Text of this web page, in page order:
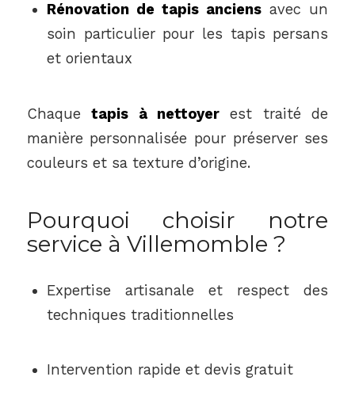
Rénovation de tapis anciens avec un
soin particulier pour les tapis persans
et orientaux
Chaquetapis à nettoyer est traité de
manière personnalisée pour préserver ses
couleurs et sa texture d’origine.
Pourquoi choisir notre
service à Villemomble ?
Expertise artisanale et respect des
techniques traditionnelles
Intervention rapide et devis gratuit